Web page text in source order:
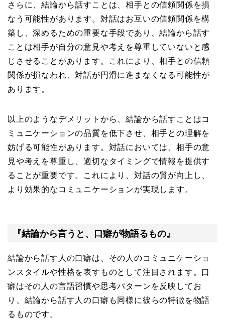
さらに、結論から話すことは、相手との信頼関係を損
なう可能性があります。対話はお互いの信頼関係を構
築し、深めるための重要な手段であり、結論から話す
ことは相手が自分の意見や考えを尊重していないと感
じさせることがあります。これにより、相手との信頼
関係が損なわれ、対話が円滑に進まなくなる可能性が
あります。
以上のようなデメリットから、結論から話すことはコ
ミュニケーションの品質を低下させ、相手との理解を
妨げる可能性があります。対話においては、相手の意
見や考えを尊重し、適切なタイミングで情報を提供す
ることが重要です。これにより、対話の質が向上し、
より効果的なコミュニケーションが実現します。
『結論から言うと、口癖が物語るもの』
結論から話す人の口癖は、その人のコミュニケーショ
ンスタイルや性格を表すものとして注目されます。口
癖はその人の言語習慣や思考パターンを反映してお
り、結論から話す人の口癖も同様に彼らの特徴を物語
るものです。